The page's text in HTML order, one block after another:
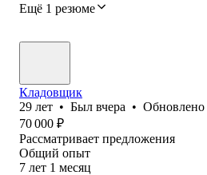
Ещё 1 резюме
Кладовщик
29 лет • Был вчера • Обновлено
70 000 ₽
Рассматривает предложения
Общий опыт
7 лет 1 месяц